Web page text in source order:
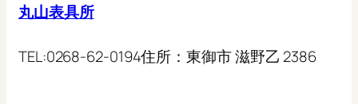
丸山表具所
TEL:0268-62-0194住所：東御市 滋野乙 2386